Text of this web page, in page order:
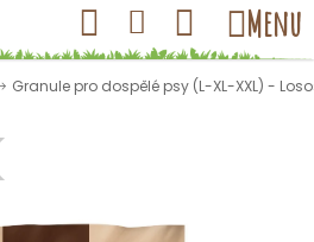
Hledat Přihlášení
Nákupní
košík
Menu
Granule pro dospělé psy (L-XL-XXL) -